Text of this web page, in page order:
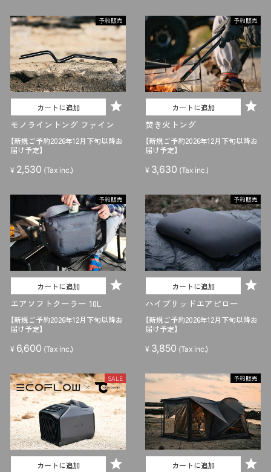
予約販売
カートに追加
モノライントング ファイン
【新規ご予約2026年12月下旬以降お
届け予定】
¥ 2,530 (Tax inc.)
予約販売
カートに追加
焚き火トング
【新規ご予約2026年12月下旬以降お
届け予定】
¥ 3,630 (Tax inc.)
予約販売
カートに追加
エアソフトクーラー 10L
【新規ご予約2026年12月下旬以降お
届け予定】
¥ 6,600 (Tax inc.)
予約販売
カートに追加
ハイブリッドエアピロー
【新規ご予約2026年12月下旬以降お
届け予定】
¥ 3,850 (Tax inc.)
SALE
カートに追加
予約販売
カートに追加